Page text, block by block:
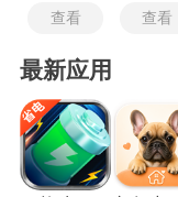
查看 查看
最新应用